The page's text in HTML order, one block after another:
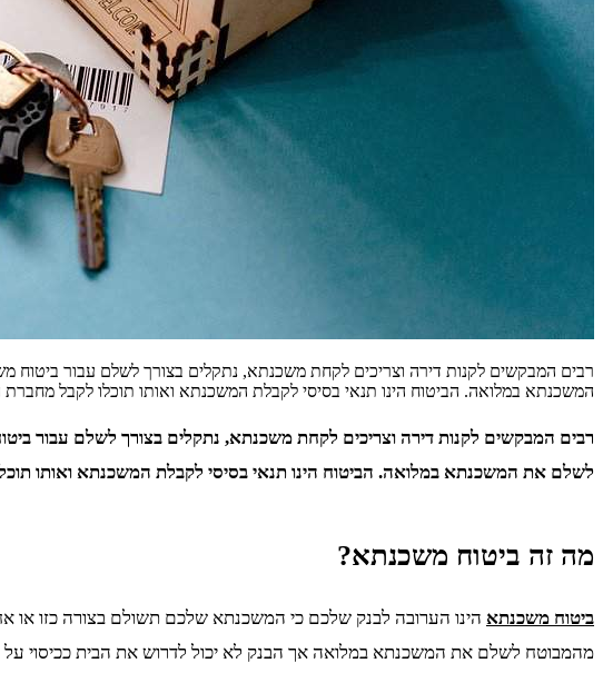
רבים המבקשים לקנות דירה וצריכים לקחת משכנתא, נתקלים בצורך לשלם עבור
המשכנתא במלואה. הביטוח הינו תנאי בסיסי לקבלת המשכנתא ואותו תוכלו לקבל
רבים המבקשים לקנות דירה וצריכים לקחת משכנתא, נתקלים בצורך לשלם עבור
לשלם את המשכנתא במלואה. הביטוח הינו תנאי בסיסי לקבלת המשכנתא ואותו
מה זה ביטוח משכנתא?
ביטוח משכנתא הינו הערובה לבנק שלכם כי המשכנתא שלכם תשולם בצורה כזו
מהמבוטח לשלם את המשכנתא במלואה אך הבנק לא יכול לדרוש את הבית ככיסוי